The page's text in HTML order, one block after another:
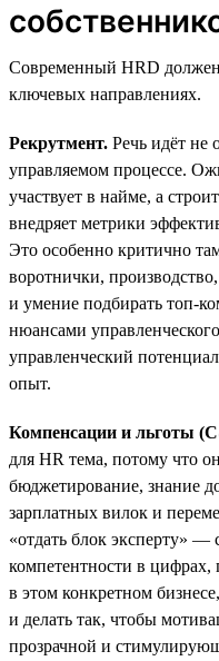
Современный HRD
ключевых направлениях.
Рекрутмент. Речь идёт не
управляемом процессе.
участвует в найме, а
внедряет метрики
Это особенно критично
воротнички,
и умение подбирать топ-
нюансами
управленческий
опыт.
Компенсации и льготы
для HR тема, потому что
бюджетирование, знание
зарплатных вилок и
«отдать блок эксперту»
компетентности в
в этом конкретном
и делать так, чтобы
прозрачной и